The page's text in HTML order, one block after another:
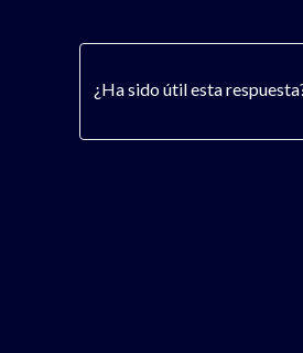
¿Ha sido útil esta